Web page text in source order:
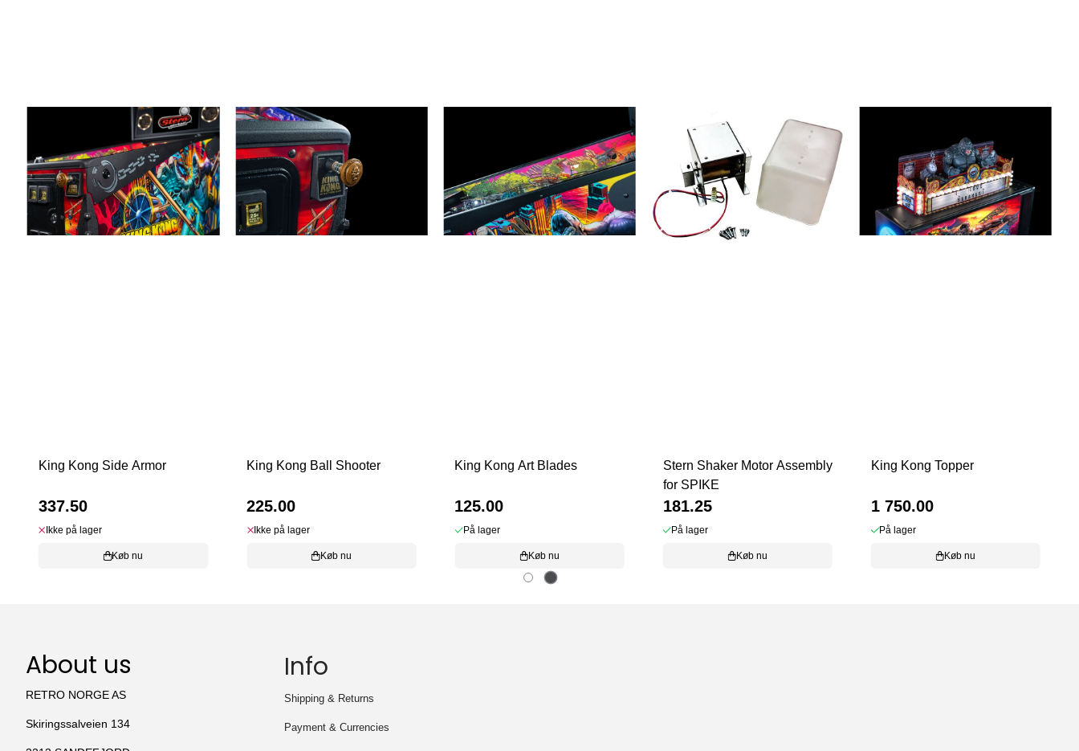
King Kong Side Armor
337.50
Ikke på lager
Køb nu
King Kong Ball Shooter
225.00
Ikke på lager
Køb nu
King Kong Art Blades
125.00
På lager
Køb nu
Stern Shaker Motor Assembly
for SPIKE
181.25
På lager
Køb nu
King Kong Topper
1 750.00
På lager
Køb nu
About us
RETRO NORGE AS
Skiringssalveien 134
Info
Shipping & Returns
Payment & Currencies